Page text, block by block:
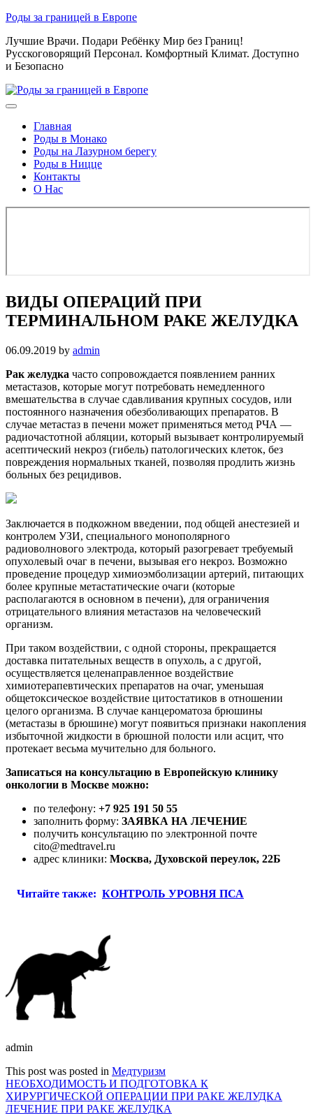
Skip
content
Роды за границей в Европе
Лучшие Врачи. Подари Ребёнку Мир без Границ!
Русскоговорящий Персонал. Комфортный Климат. Доступно
и Безопасно
Главная
Роды в Монако
Роды на Лазурном берегу
Роды в Ницце
Контакты
О Нас
ВИДЫ ОПЕРАЦИЙ ПРИ
ТЕРМИНАЛЬНОМ РАКЕ ЖЕЛУДКА
06.09.2019 by admin
Рак желудка часто сопровождается появлением ранних
метастазов, которые могут потребовать немедленного
вмешательства в случае сдавливания крупных сосудов, или
постоянного назначения обезболивающих препаратов. В
случае метастаз в печени может применяться метод РЧА —
радиочастотной абляции, который вызывает контролируемый
асептический некроз (гибель) патологических клеток, без
повреждения нормальных тканей, позволяя продлить жизнь
больных без рецидивов.
Заключается в подкожном введении, под общей анестезией и
контролем УЗИ, специального монополярного
радиоволнового электрода, который разогревает требуемый
опухолевый очаг в печени, вызывая его некроз. Возможно
проведение процедур химиоэмболизации артерий, питающих
более крупные метастатические очаги (которые
располагаются в основном в печени), для ограничения
отрицательного влияния метастазов на человеческий
организм.
При таком воздействии, с одной стороны, прекращается
доставка питательных веществ в опухоль, а с другой,
осуществляется целенаправленное воздействие
химиотерапевтических препаратов на очаг, уменьшая
общетоксическое воздействие цитостатиков в отношении
целого организма. В случае канцероматоза брюшины
(метастазы в брюшине) могут появиться признаки накопления
избыточной жидкости в брюшной полости или асцит, что
протекает весьма мучительно для больного.
Записаться на консультацию в Европейскую клинику
онкологии в Москве можно:
по телефону: +7 925 191 50 55
заполнить форму: ЗАЯВКА НА ЛЕЧЕНИЕ
получить консультацию по электронной почте
cito@medtravel.ru
адрес клиники: Москва, Духовской переулок, 22Б
Читайте также: КОНТРОЛЬ УРОВНЯ ПСА
admin
This post was posted in Медтуризм
Навигация
по
НЕОБХОДИМОСТЬ И ПОДГОТОВКА К
ХИРУРГИЧЕСКОЙ ОПЕРАЦИИ ПРИ РАКЕ ЖЕЛУДКА
ЛЕЧЕНИЕ ПРИ РАКЕ ЖЕЛУДКА